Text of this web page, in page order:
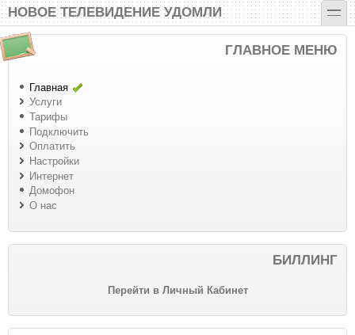
Перейти к основному содержанию
Skip to search
НОВОЕ ТЕЛЕВИДЕНИЕ УДОМЛИ toggle
ГЛАВНОЕ МЕНЮ
Главная
Услуги
Тарифы
Подключить
Оплатить
Настройки
Интернет
Домофон
О нас
БИЛЛИНГ
Перейти в Личный Кабинет